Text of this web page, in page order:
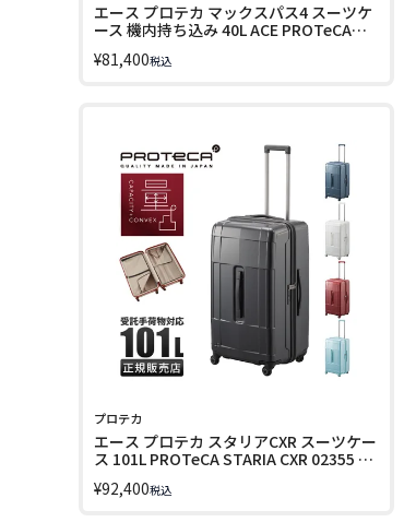
エース プロテカ マックスパス4 スーツケ
ース 機内持ち込み 40L ACE PROTeCA
¥81,400税込
プロテカ
エース プロテカ スタリアCXR スーツケー
ス 101L PROTeCA STARIA CXR 02355 キ
¥92,400税込